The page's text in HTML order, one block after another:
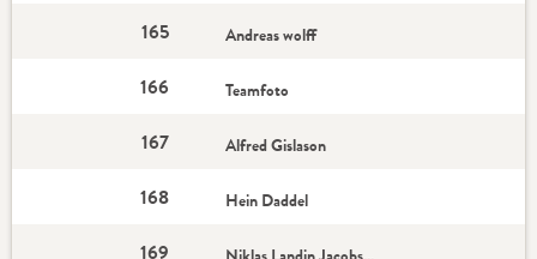
165 Andreas wolff
166 Teamfoto
167 Alfred Gislason
168 Hein Daddel
169